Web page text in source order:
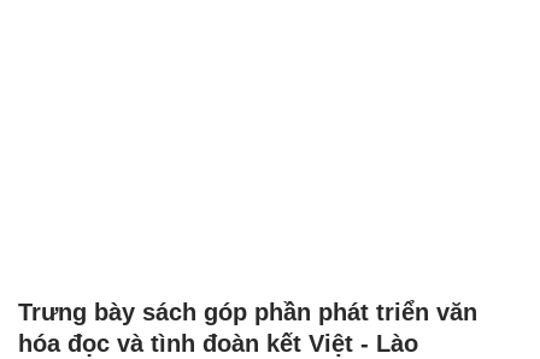
Trưng bày sách góp phần phát triển văn
hóa đọc và tình đoàn kết Việt - Lào